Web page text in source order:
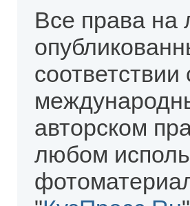
Все права
авторском
любом